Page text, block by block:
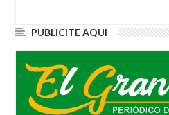
PUBLICITE AQUI